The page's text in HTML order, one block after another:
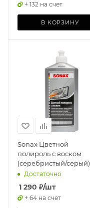
+ 132 на счет
В КОРЗИНУ
Sonax Цветной
полироль с воском
(серебристый/серый)
Nano Pro Polish & Wax
Color 500мл
Достаточно
1 290 ₽/шт
+ 64 на счет